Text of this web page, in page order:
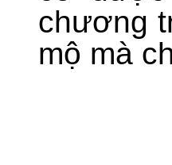
chương
mộ mà